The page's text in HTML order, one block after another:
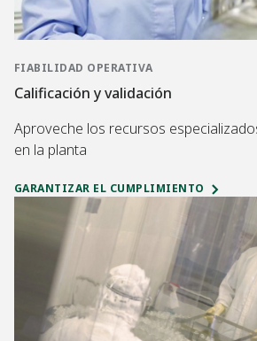
FIABILIDAD OPERATIVA
Calificación y validación
Aproveche los recursos
en la planta
GARANTIZAR EL CUMPLIMIENTO